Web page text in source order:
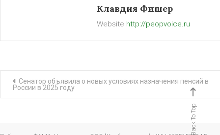
Клавдия Фишер
Website http://peopvoice.ru
Навигация
по
записям
Сенатор объявила о новых условиях назначения пенсий в
России в 2025 году
Back To Top